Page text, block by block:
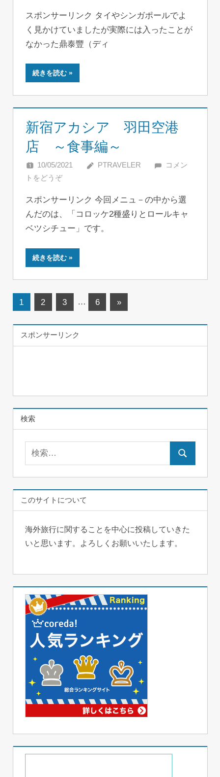
スポンサーリンク タイやシンガポールでよ
く見かけていましたが実際には入ったことが
なかった鼎泰豐（ディ
続きを読む
新宿アカシア 羽田空港
店 ～食事編～
10/05/2021 PTRAVELER
コメン
トをどうぞ
スポンサーリンク 今回メニュ－の中から選
んだのは、「コロッケ2種盛りとロールキャ
ベツシチュー」です。
続きを読む
投
稿
ナ
ー
シ
1 2 3 … 6
次
事
»
スポンサーリンク
検索
検
このサイトについて
海外旅行に関することを中心に投稿していきた
いと思います。よろしくお願いいたします。